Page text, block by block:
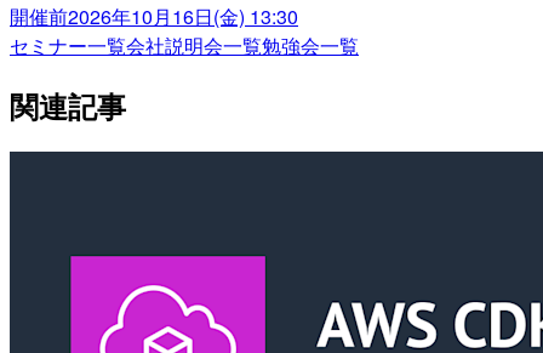
開催前2026年10月16日(金) 13:30
セミナー一覧会社説明会一覧勉強会一覧
関連記事